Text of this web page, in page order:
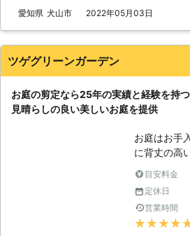
予定が合わ
つまでも決
かしお客様
約の状況に
望されるお
添わせてい
談くださいませ。 ●幅広
業に対応し
びすぎ以外
しょうか。
愛知県 犬山市 2022年05月03日
ツゲグリーンガーデン
お庭の剪定なら25年の実績と経験を持
見晴らしの良い美しいお庭を提供
お庭はお手
に背丈の高
れやすくな
ておくと、
日差しを遮
たり、通り
目安料金
定休日
営業時間